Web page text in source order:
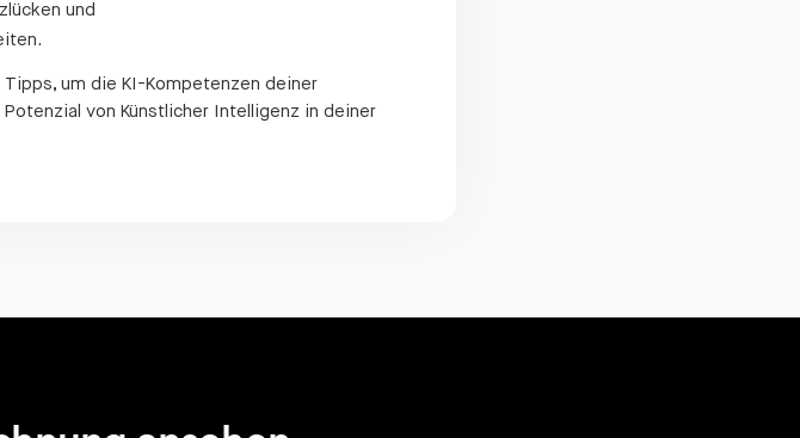
und
um die KI-Kompetenzen deiner
von Künstlicher Intelligenz in deiner